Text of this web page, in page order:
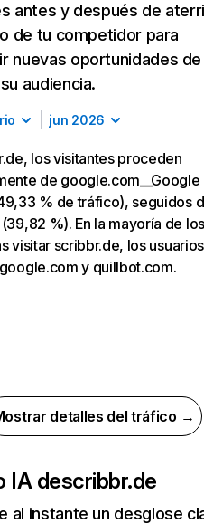
antes y después de
de tu competidor para
nuevas oportunidades de
audiencia.
jun 2026
los visitantes proceden
de google.com__Google
% de tráfico), seguidos
%). En la mayoría de los
visitar scribbr.de, los
y quillbot.com.
detalles del tráfico →
IA describbr.de
al instante un desglose